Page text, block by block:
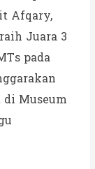
Afqary,
Juara 3
pada
Museum